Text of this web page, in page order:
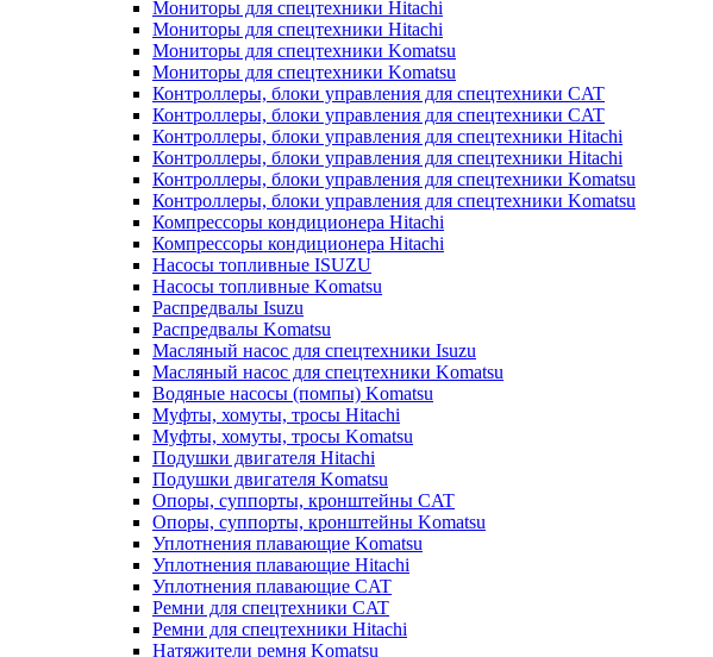
Мониторы для спецтехники Hitachi
Мониторы для спецтехники Hitachi
Мониторы для спецтехники Komatsu
Мониторы для спецтехники Komatsu
Контроллеры, блоки управления для спецтехники CAT
Контроллеры, блоки управления для спецтехники CAT
Контроллеры, блоки управления для спецтехники Hitachi
Контроллеры, блоки управления для спецтехники Hitachi
Контроллеры, блоки управления для спецтехники Komatsu
Контроллеры, блоки управления для спецтехники Komatsu
Компрессоры кондиционера Hitachi
Компрессоры кондиционера Hitachi
Насосы топливные ISUZU
Насосы топливные Komatsu
Распредвалы Isuzu
Распредвалы Komatsu
Масляный насос для спецтехники Isuzu
Масляный насос для спецтехники Komatsu
Водяные насосы (помпы) Komatsu
Муфты, хомуты, тросы Hitachi
Муфты, хомуты, тросы Komatsu
Подушки двигателя Hitachi
Подушки двигателя Komatsu
Опоры, суппорты, кронштейны CAT
Опоры, суппорты, кронштейны Komatsu
Уплотнения плавающие Komatsu
Уплотнения плавающие Hitachi
Уплотнения плавающие CAT
Ремни для спецтехники CAT
Ремни для спецтехники Hitachi
Натяжители ремня Komatsu